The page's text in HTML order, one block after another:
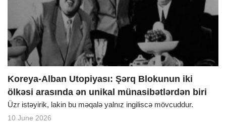
Koreya-Alban Utopiyası: Şərq Blokunun iki
ölkəsi arasında ən unikal münasibətlərdən biri
Üzr istəyirik, lakin bu məqalə yalnız ingiliscə mövcuddur.
10 June 2026